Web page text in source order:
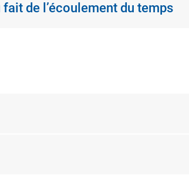
de l’écoulement du temps